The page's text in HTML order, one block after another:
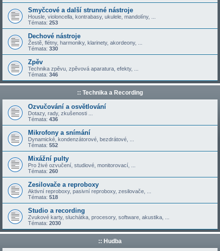
Smyčcové a další strunné nástroje
Housle, violoncella, kontrabasy, ukulele, mandolíny, ...
Témata: 253
Dechové nástroje
Žestě, flétny, harmoniky, klarinety, akordeony, ...
Témata: 330
Zpěv
Technika zpěvu, zpěvová aparatura, efekty, ...
Témata: 346
:: Technika a Recording
Ozvučování a osvětlování
Dotazy, rady, zkušenosti ...
Témata: 436
Mikrofony a snímání
Dynamické, kondenzátorové, bezdrátové, ...
Témata: 552
Mixážní pulty
Pro živé ozvučení, studiové, monitorovací, ...
Témata: 260
Zesilovače a reproboxy
Aktivní reproboxy, pasivní reproboxy, zesilovače, ...
Témata: 518
Studio a recording
Zvukové karty, sluchátka, procesory, software, akustika, ...
Témata: 2030
:: Hudba